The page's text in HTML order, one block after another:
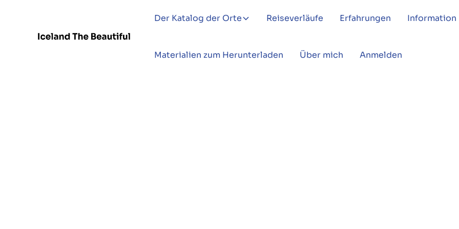
Der Katalog der Orte Reiseverläufe Erfahrungen Information
Materialien zum Herunterladen Über mich Anmelden